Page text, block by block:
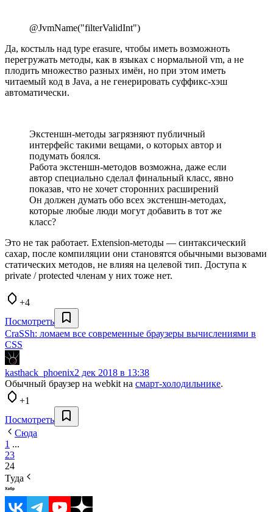
@JvmName("filterValidInt")
Да, костыль над type erasure, чтобы иметь возможноть
перегружать методы, как в языках с нормальной vm, а не
плодить множество разных имён, но при этом иметь
читаемый код в Java, а не генерировать суффикс-хэш
автоматически.
Экстеншн-методы загрязняют публичный
интерфейс такими вещами, о которых автор и
подумать боялся.
Работа экстеншн-методов возможна, даже если
автор специально сделал финальный класс, явно
показав, что не хочет сторонних расширений
Он должен думать обо всех экстеншн-методах,
которые любые люди могут добавить в тот же
класс?
Это не так работает. Extension-методы — синтаксический
сахар, после компиляции они становятся обычными вызовами
статических методов, не влияя на целевой тип. Доступа к
private / protected членам у них тоже нет.
+4
Посмотреть
CraSSh: ломаем все современные браузеры вычислениями в
CSS
kasthack_phoenix2 дек 2018 в 13:38
Обычный браузер на webkit на смарт-холодильнике.
+1
Посмотреть
Сюда
1 ...
23
24
Туда